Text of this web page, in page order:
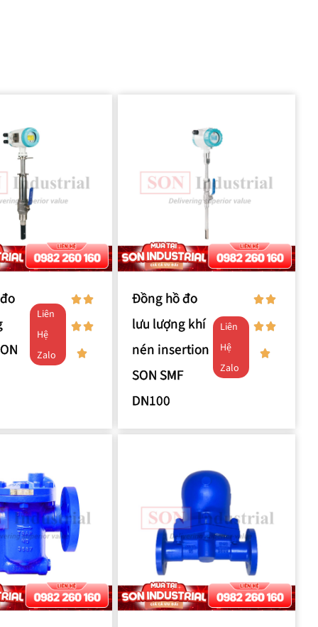
Liên
Hệ
Zalo
Đồng hồ đo
lưu lượng khí
nén insertion
SON SMF
DN100
Liên
Hệ
Zalo